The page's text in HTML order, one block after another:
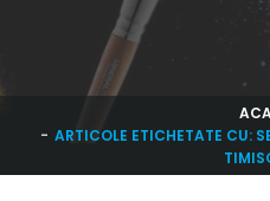
ARTICOLE ETICHETATE CU: